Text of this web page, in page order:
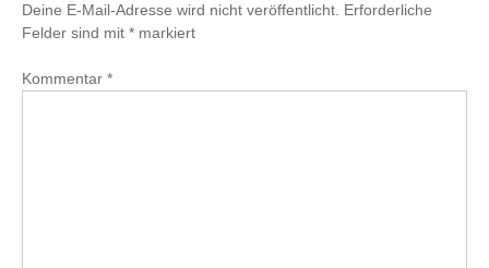
Deine E-Mail-Adresse wird nicht veröffentlicht. Erforderliche
Felder sind mit * markiert
Kommentar *